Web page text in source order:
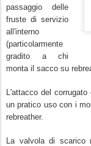
passaggio delle
fruste di servizio
all'interno
(particolarmente
gradito a chi
monta il sacco su
L'attacco del
un pratico uso con i
rebreather.
La valvola di scarico